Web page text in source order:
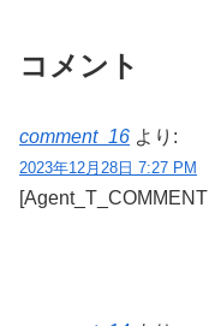
コメント
comment_16 より:
2023年12月28日 7:27 PM